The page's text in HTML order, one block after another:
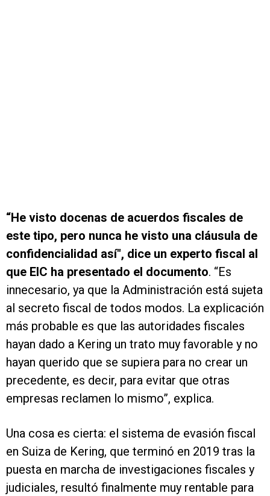
“He visto docenas de acuerdos fiscales de
este tipo, pero nunca he visto una cláusula de
confidencialidad así", dice un experto fiscal al
que EIC ha presentado el documento. “Es
innecesario, ya que la Administración está sujeta
al secreto fiscal de todos modos. La explicación
más probable es que las autoridades fiscales
hayan dado a Kering un trato muy favorable y no
hayan querido que se supiera para no crear un
precedente, es decir, para evitar que otras
empresas reclamen lo mismo”, explica.
Una cosa es cierta: el sistema de evasión fiscal
en Suiza de Kering, que terminó en 2019 tras la
puesta en marcha de investigaciones fiscales y
judiciales, resultó finalmente muy rentable para